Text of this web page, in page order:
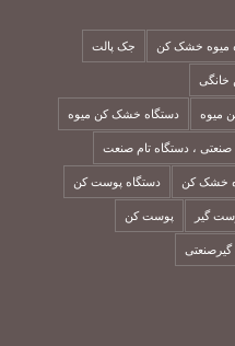
میوه خشک کن جک پالت
میوه دستگاه خشک کن میوه
، دستگاه تام صنعت
خشک کن دستگاه پوست کن
گیر پوست کن